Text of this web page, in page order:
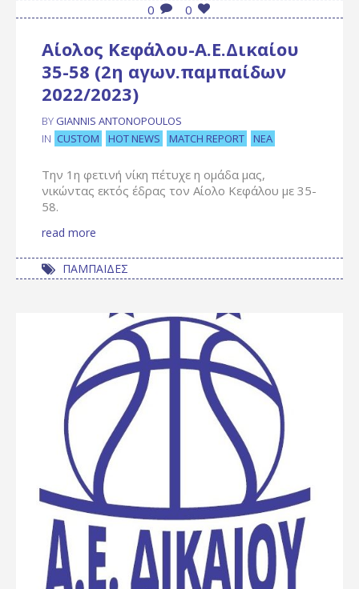
0 0
Αίολος Κεφάλου-Α.Ε.Δικαίου
35-58 (2η αγων.παμπαίδων
2022/2023)
BY GIANNIS ANTONOPOULOS
IN CUSTOM HOT NEWS MATCH REPORT ΝΈΑ
Την 1η φετινή νίκη πέτυχε η ομάδα μας,
νικώντας εκτός έδρας τον Αίολο Κεφάλου με 35-
58.
read more
ΠΑΜΠΑΙΔΕΣ